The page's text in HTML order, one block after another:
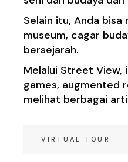
Selain itu, Anda bisa
museum, cagar
bersejarah.
Melalui Street
games, augmented
melihat berbagai
VIRTUAL TOUR